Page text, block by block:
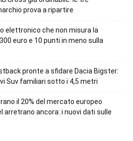
prova a ripartire
elettronico che non misura la
euro e 10 punti in meno sulla
pronte a sfidare Dacia Bigster:
Suv familiari sotto i 4,5 metri
il 20% del mercato europeo
arretrano ancora: i nuovi dati sulle